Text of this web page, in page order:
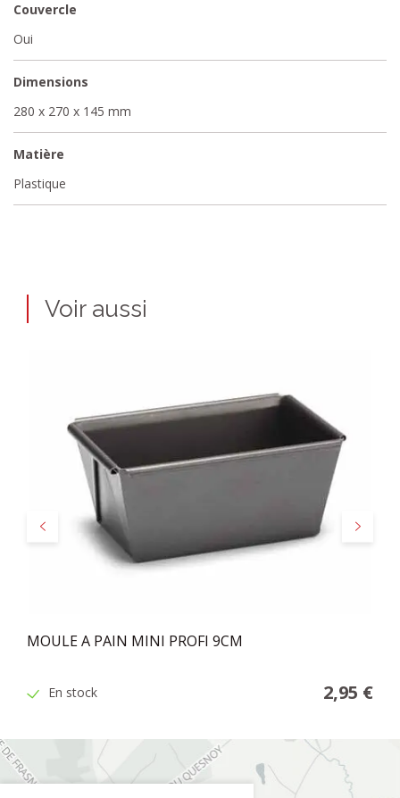
Couvercle
Oui
Dimensions
280 x 270 x 145 mm
Matière
Plastique
Voir aussi
Précédent Suivant
MOULE A PAIN MINI PROFI 9CM
En stock 2,95 €